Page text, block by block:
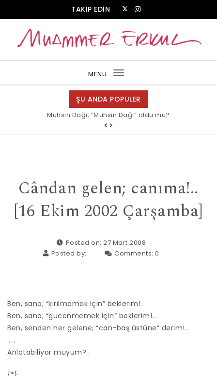
TAKİP EDİN
MENU
Toggle
navigation
ŞU ANDA POPÜLER
Muhsin Dağı; “Muhsin Dağı” oldu mu?
Cândan gelen; canıma!..
[16 Ekim 2002 Çarşamba]
Posted on: 27 Mart 2008
Posted by:
Comments:0
Ben, sana; “kırılmamak için” beklerim!..
Ben, sana; “gücenmemek için” beklerim!..
Ben, senden her gelene; “can-baş üstüne” derim!..
…..
Anlatabiliyor muyum?..